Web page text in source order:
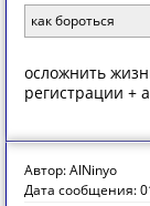
как бороться
осложнить
регистрации +
Автор: AlNinyo
Дата сообщения: